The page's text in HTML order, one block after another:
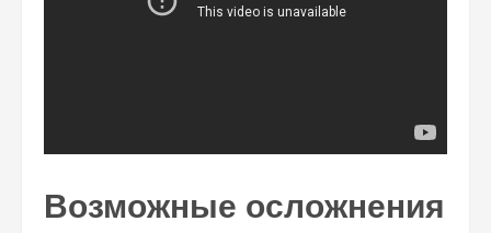
Возможные осложнения